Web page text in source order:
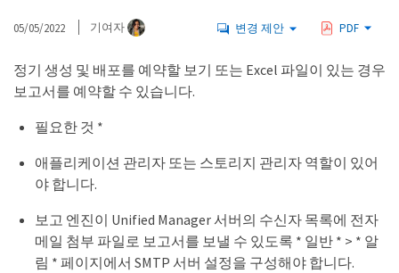
05/05/2022 기여자 변경 제안 PDF
정기 생성 및 배포를 예약할 보기 또는 Excel 파일이 있는 경우
보고서를 예약할 수 있습니다.
필요한 것 *
애플리케이션 관리자 또는 스토리지 관리자 역할이 있어
야 합니다.
보고 엔진이 Unified Manager 서버의 수신자 목록에 전자
메일 첨부 파일로 보고서를 보낼 수 있도록 * 일반 * > * 알
림 * 페이지에서 SMTP 서버 설정을 구성해야 합니다.